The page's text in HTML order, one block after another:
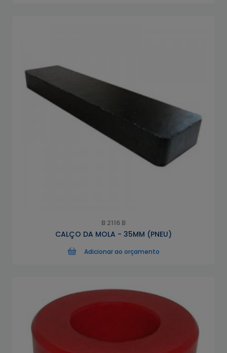
B 2116 B
CALÇO DA MOLA - 35MM (PNEU)
Adicionar ao orçamento